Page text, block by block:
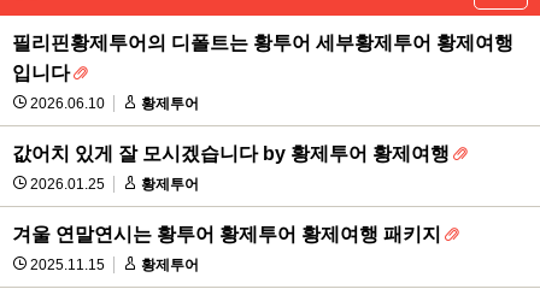
필리핀황제투어의 디폴트는 황투어 세부황제투어 황제여행
입니다
2026.06.10 황제투어
값어치 있게 잘 모시겠습니다 by 황제투어 황제여행
2026.01.25 황제투어
겨울 연말연시는 황투어 황제투어 황제여행 패키지
2025.11.15 황제투어